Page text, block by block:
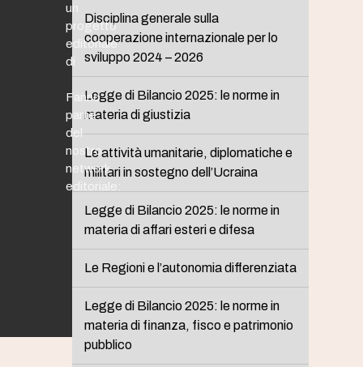
Disciplina generale sulla
cooperazione internazionale per lo
sviluppo 2024 – 2026
Legge di Bilancio 2025: le norme in
materia di giustizia
Le attività umanitarie, diplomatiche e
militari in sostegno dell’Ucraina
Legge di Bilancio 2025: le norme in
materia di affari esteri e difesa
Le Regioni e l’autonomia differenziata
Legge di Bilancio 2025: le norme in
materia di finanza, fisco e patrimonio
pubblico
un
progetto
editoriale
di
Fanno
parte
del
nostro
network
editoriale: